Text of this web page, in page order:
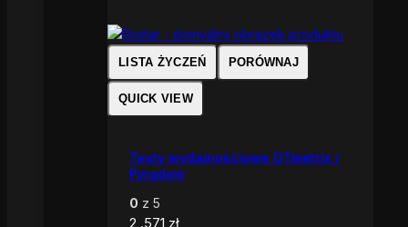
LISTA ŻYCZEŃ PORÓWNAJ
QUICK VIEW
Testy wydajnościowe GTmetrix /
Pingdom
0 z 5
2 .571 zł